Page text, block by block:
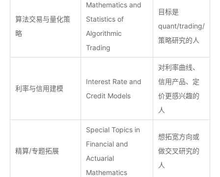
算法交易与量化策
略
Mathematics and
Statistics of
Algorithmic
Trading
目标是
quant/trading/
策略研究的人
利率与信用建模
Interest Rate and
Credit Models
对利率曲线、
信用产品、定
价更感兴趣的
人
精算/专题拓展
Special Topics in
Financial and
Actuarial
Mathematics
想拓宽方向或
做交叉研究的
人